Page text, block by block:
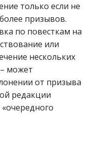
только если не
призывов.
по повесткам на
или
нескольких
может
от призыва
редакции